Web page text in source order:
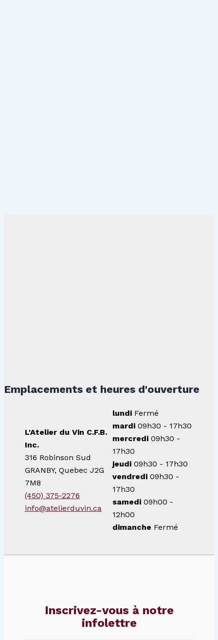
Emplacements et heures d'ouverture
L'Atelier du Vin C.F.B.
Inc.
316 Robinson Sud
GRANBY, Quebec J2G
7M8
(450) 375-2276
info@atelierduvin.ca
lundi Fermé
mardi 09h30 - 17h30
mercredi 09h30 -
17h30
jeudi 09h30 - 17h30
vendredi 09h30 -
17h30
samedi 09h00 -
12h00
dimanche Fermé
Inscrivez-vous à notre
infolettre